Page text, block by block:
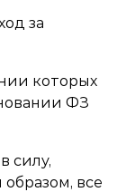
за
которых
ФЗ
силу,
образом, все